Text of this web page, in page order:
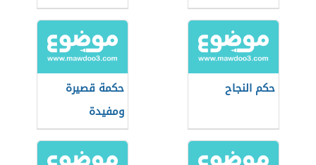
حكم النجاح
حكمة قصيرة
ومفيدة